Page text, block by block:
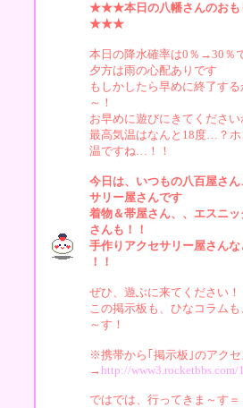
★★★本日の八幡さんのおも
★★★
本日の降水確率は0％→30％
夕方は雨の心配ありです
もしかしたら早めに終了す
～！
お早めに遊びにきてください
最高気温はなんと18度…？
温ですね…！！
今日は、いつもの八百屋さ
サリー屋さんです
着物＆帯屋さん、、エスニッ
さんも！！
手作りアクセサリー屋さんな
！！
ぜひ、遊ぶに来てください！
この掲示板も、ひなコラム
～す！
※携帯から｢掲示板｣のアクセ
→http://www3.rocketbbs.com/
ではでは、行ってきま～す＝